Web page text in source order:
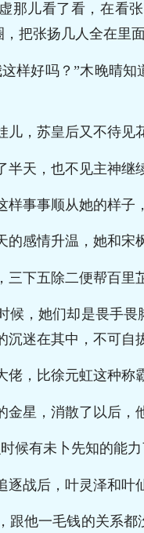
那儿看了看，在看
把张扬几人全在里面
样好吗？”木晚晴
儿，苏皇后又不待见
半天，也不见主神继
样事事顺从她的样子
的感情升温，她和宋
三下五除二便帮百里
候，她们却是畏手
迷在其中，不可自
佬，比徐元虹这种称
金星，消散了以后，
候有未卜先知的能
逐战后，叶灵泽和叶
跟他一毛钱的关系